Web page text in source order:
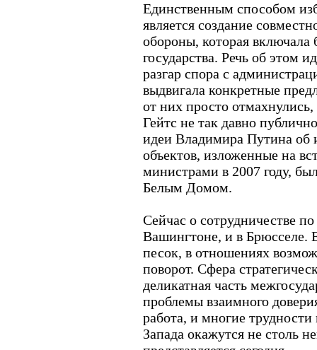
Единственным способом
является создание
обороны, которая включала
государства. Речь об этом
разгар спора с
выдвигала конкретные
от них просто
Гейтс не так давно
идеи Владимира Путина об
объектов, изложенные на
министрами в 2007 году,
Белым Домом.
Сейчас о сотрудничестве
Вашингтоне, и в Брюсселе.
песок, в отношениях
поворот. Сфера
деликатная часть
проблемы взаимного
работа, и многие
Запада окажутся не столь